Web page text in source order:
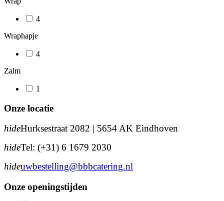
4
Wraphapje
4
Zalm
1
Onze locatie
hideHurksestraat 2082 | 5654 AK Eindhoven
hideTel: (+31) 6 1679 2030
hideuwbestelling@bbbcatering.nl
Onze openingstijden